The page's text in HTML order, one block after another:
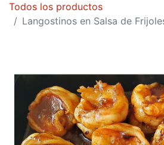
Todos los productos
Langostinos en Salsa de